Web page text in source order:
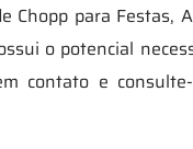
Chopp para Festas,
o potencial
contato e